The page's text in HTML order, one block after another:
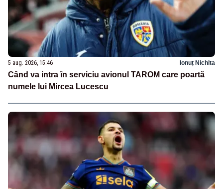
5 aug. 2026, 15:46 Ionuț Nichita
Când va intra în serviciu avionul TAROM care poartă
numele lui Mircea Lucescu